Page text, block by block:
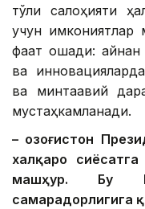
тўлиқ салоҳияти
учун
фақат ошади:
ва
ва минтақавий
мустаҳкамланади.
– Қозоғистон
халқаро
машҳур. Бу
самарадорлигига